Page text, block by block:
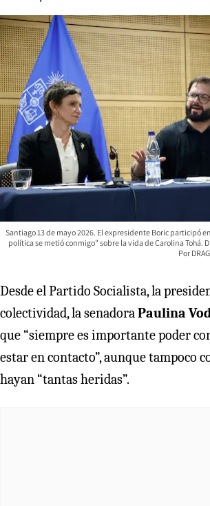
Santiago 13 de mayo 2026. El expresidente Boric participó
política se metió conmigo" sobre la vida de Carolina Tohá.
Desde el Partido Socialista, la
colectividad, la senadora Paulina
que “siempre es importante poder
estar en contacto”, aunque tampoco
hayan “tantas heridas”.